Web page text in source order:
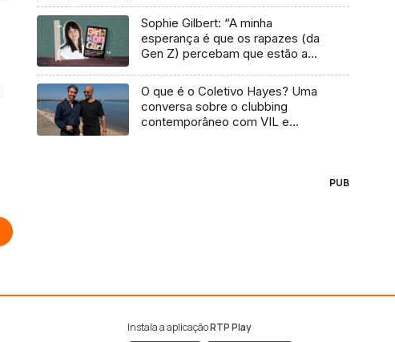
Sophie Gilbert: “A minha
esperança é que os rapazes (da
Gen Z) percebam que estão a
O que é o Coletivo Hayes? Uma
conversa sobre o clubbing
contemporâneo com VIL e
PUB
Instala a aplicaçãoRTP Play